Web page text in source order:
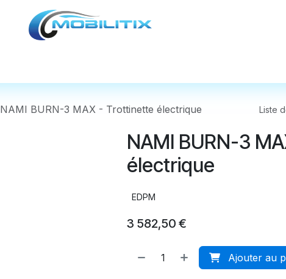
NAMI BURN-3 MAX - Trottinette électrique Liste
NAMI BURN-3
électrique
EDPM
3 582,50 €
Ajouter au